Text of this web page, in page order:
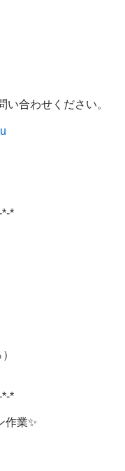
合わせください。
*-*
*-*
作業✨